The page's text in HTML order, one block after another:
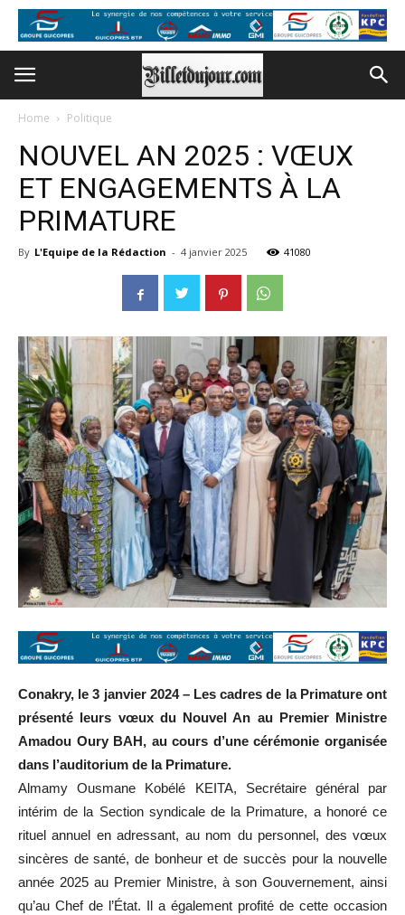
Home Politique
NOUVEL AN 2025 : VŒUX
ET ENGAGEMENTS À LA
PRIMATURE
By L'Equipe de la Rédaction - 4 janvier 2025 41080
Conakry, le 3 janvier 2024 – Les cadres de la Primature ont
présenté leurs vœux du Nouvel An au Premier Ministre
Amadou Oury BAH, au cours d’une cérémonie organisée
dans l’auditorium de la Primature.
Almamy Ousmane Kobélé KEITA, Secrétaire général par
intérim de la Section syndicale de la Primature, a honoré ce
rituel annuel en adressant, au nom du personnel, des vœux
sincères de santé, de bonheur et de succès pour la nouvelle
année 2025 au Premier Ministre, à son Gouvernement, ainsi
qu’au Chef de l’État. Il a également profité de cette occasion